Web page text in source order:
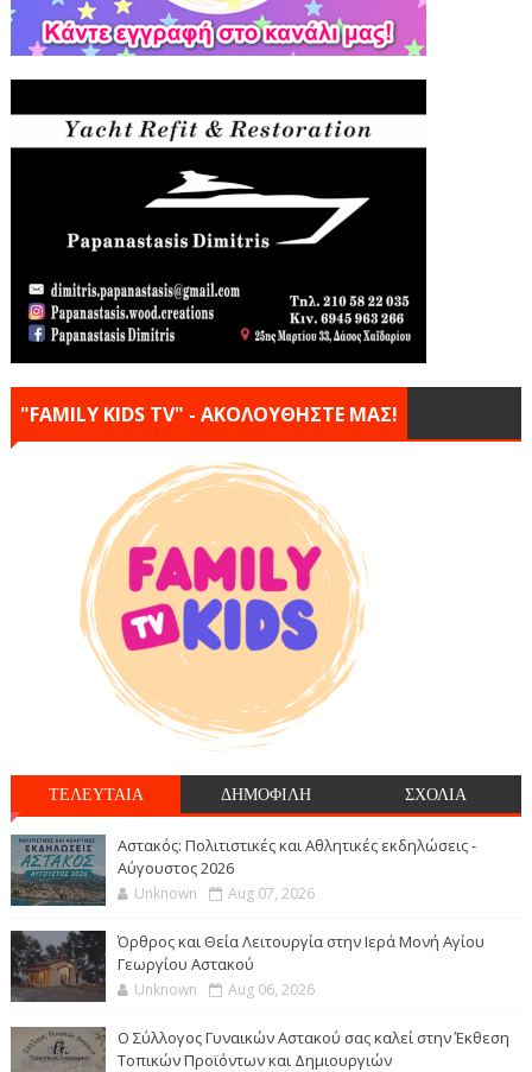
"FAMILY KIDS TV" - ΑΚΟΛΟΥΘΗΣΤΕ ΜΑΣ!
ΤΕΛΕΥΤΑΙΑ ΔΗΜΟΦΙΛΗ ΣΧΟΛΙΑ
Αστακός: Πολιτιστικές και Αθλητικές εκδηλώσεις -
Αύγουστος 2026
Unknown Aug 07, 2026
Όρθρος και Θεία Λειτουργία στην Ιερά Μονή Αγίου
Γεωργίου Αστακού
Unknown Aug 06, 2026
Ο Σύλλογος Γυναικών Αστακού σας καλεί στην Έκθεση
Τοπικών Προϊόντων και Δημιουργιών